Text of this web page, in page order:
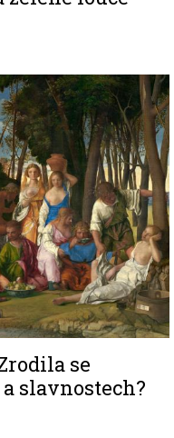
se
slavnostech?